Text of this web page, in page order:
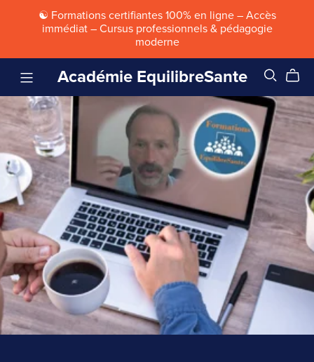
☯ Formations certifiantes 100% en ligne – Accès
immédiat – Cursus professionnels & pédagogie
moderne
Académie EquilibreSante